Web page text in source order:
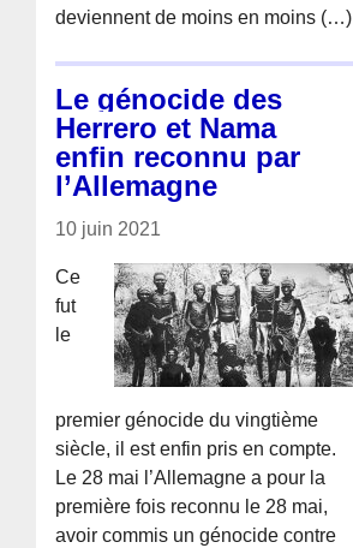
deviennent de moins en moins (…)
Le génocide des
Herrero et Nama
enfin reconnu par
l’Allemagne
10 juin 2021
Ce
fut
le
premier génocide du vingtième
siècle, il est enfin pris en compte.
Le 28 mai l’Allemagne a pour la
première fois reconnu le 28 mai,
avoir commis un génocide contre